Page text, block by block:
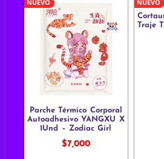
NUEVO
Parche Térmico Corporal
Autoadhesivo YANGXU X
1Und – Zodiac Girl
$7,000
NUEVO
Traje